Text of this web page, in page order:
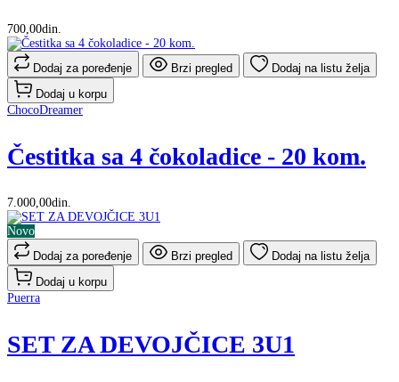
700,00din.
Dodaj za poređenje Brzi pregled
Dodaj na listu želja
Dodaj u korpu
ChocoDreamer
Čestitka sa 4 čokoladice - 20 kom.
7.000,00din.
Novo
Dodaj za poređenje
Brzi pregled
Dodaj na listu želja
Dodaj u korpu
Puerra
SET ZA DEVOJČICE 3U1